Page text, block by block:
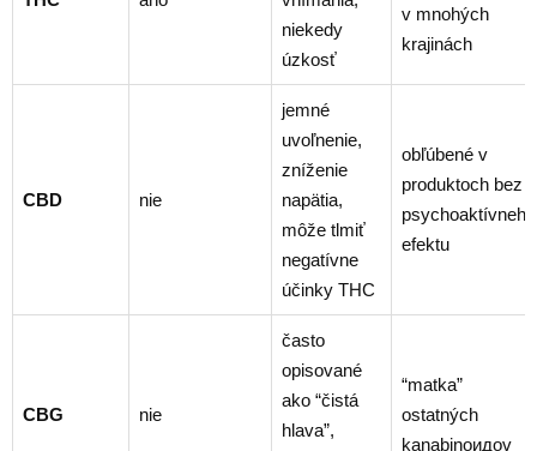
niekedy
úzkosť
v mnohých
krajinách
CBD nie
jemné
uvoľnenie,
zníženie
napätia,
môže tlmiť
negatívne
účinky THC
obľúbené v
produktoch bez
psychoaktívneho
efektu
CBG nie
často
opisované
ako “čistá
hlava”,
“matka”
ostatných
kanabinoидov